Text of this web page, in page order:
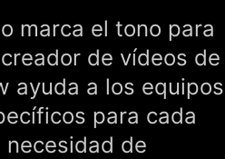
marca el tono para
de vídeos de
ayuda a los equipos
para cada
de